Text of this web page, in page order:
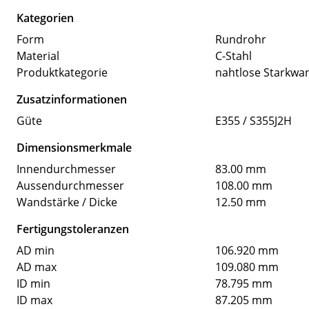
Kategorien
Form
Rundrohr
Material
C-Stahl
Produktkategorie
nahtlose
Zusatzinformationen
Güte
E355 / S355J2H
Dimensionsmerkmale
Innendurchmesser
83.00 mm
Aussendurchmesser
108.00 mm
Wandstärke / Dicke
12.50 mm
Fertigungstoleranzen
AD min
106.920 mm
AD max
109.080 mm
ID min
78.795 mm
ID max
87.205 mm